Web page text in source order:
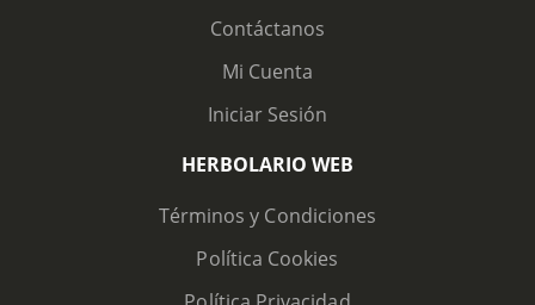
Contáctanos
Mi Cuenta
Iniciar Sesión
HERBOLARIO WEB
Términos y Condiciones
Política Cookies